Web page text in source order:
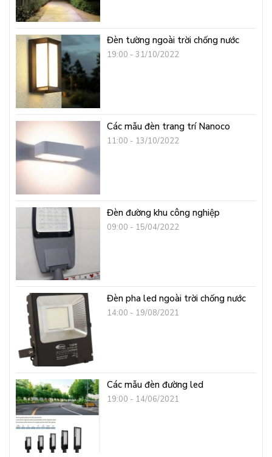
Đèn tường ngoài trời chống nước
19:00 - 31/10/2022
Các mẫu đèn trang trí Nanoco
11:00 - 13/10/2022
Đèn đường khu công nghiệp
09:00 - 15/04/2022
Đèn pha led ngoài trời chống nước
14:00 - 19/08/2021
Các mẫu đèn đường led
19:00 - 14/06/2021